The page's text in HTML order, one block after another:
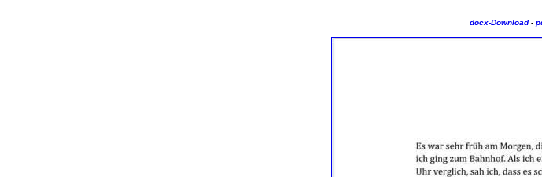
docx-Download-